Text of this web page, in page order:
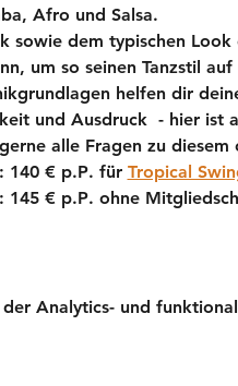
Afro und Salsa.
sowie dem typischen
um so seinen Tanzstil
helfen dir
und Ausdruck  - hier ist
alle Fragen zu diesem
140 € p.P. für Tropical
145 € p.P. ohne
Analytics- und